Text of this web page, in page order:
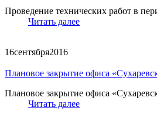
Проведение технических работ в
Читать далее
16сентября2016
Плановое закрытие офиса
Плановое закрытие офиса
Читать далее